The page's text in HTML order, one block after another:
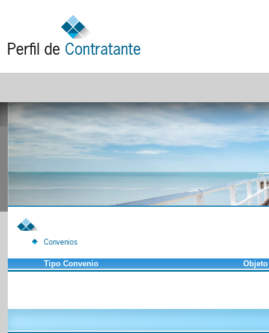
Convenios
Tipo Convenio Objeto